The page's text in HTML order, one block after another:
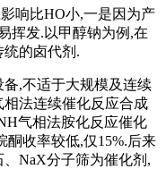
响比HO小,一是因为产
挥发.以甲醇钠为例,在
的卤代剂.
,不适于大规模及连续
法连续催化反应合成
气相法胺化反应催化
收率较低,仅15%.后来
NaX分子筛为催化剂,